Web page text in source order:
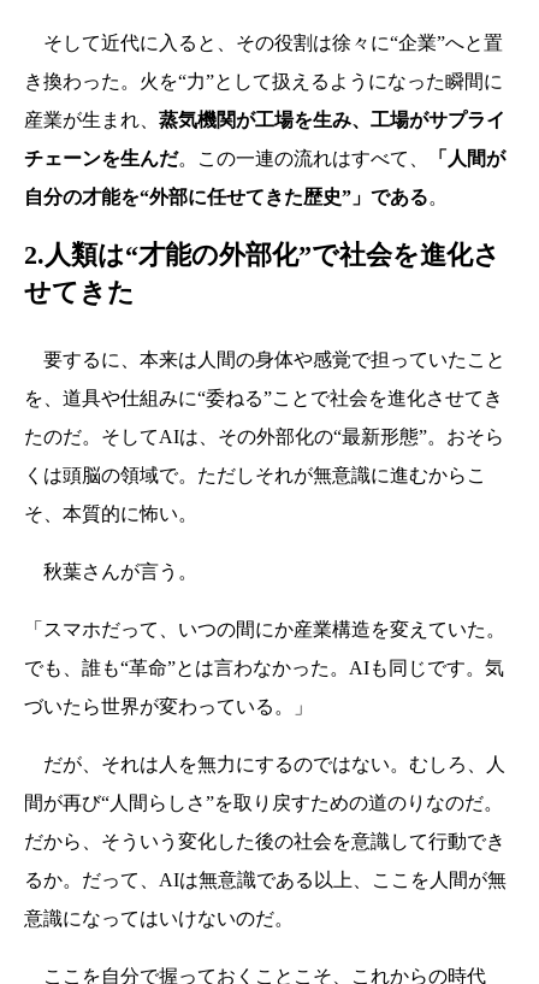
そして近代に入ると、その役割は徐々に“企業”へと置
き換わった。火を“力”として扱えるようになった瞬間に
産業が生まれ、 蒸気機関が工場を生み、工場がサプライ
チェーンを生んだ。この一連の流れはすべて、
「人間が
自分の才能を“外部に任せてきた歴史”」である。
2.人類は“才能の外部化”で社会を進化さ
せてきた
要するに、本来は人間の身体や感覚で担っていたこと
を、道具や仕組みに“委ねる”ことで社会を進化させてき
たのだ。そしてAIは、その外部化の“最新形態”。おそら
くは頭脳の領域で。ただしそれが無意識に進むからこ
そ、本質的に怖い。
秋葉さんが言う。
「スマホだって、いつの間にか産業構造を変えていた。
でも、誰も“革命”とは言わなかった。AIも同じです。気
づいたら世界が変わっている。」
だが、それは人を無力にするのではない。むしろ、人
間が再び“人間らしさ”を取り戻すための道のりなのだ。
だから、そういう変化した後の社会を意識して行動でき
るか。だって、AIは無意識である以上、ここを人間が無
意識になってはいけないのだ。
ここを自分で握っておくことこそ、これからの時代